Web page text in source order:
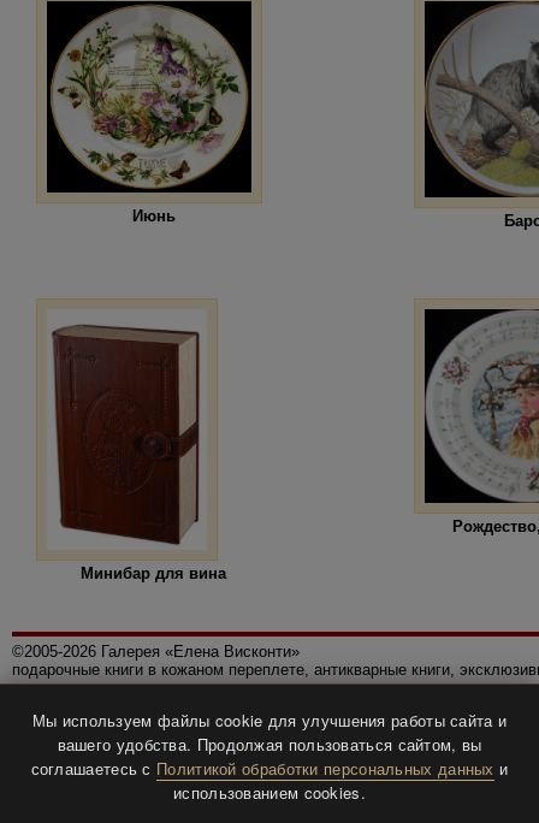
Июнь
Минибар для вина
©2005-2026 Галерея «Елена Висконти»
подарочные книги в кожаном переплете, антикварные книги,
Политика конфиденциальности
Все права защищены.
Разработка и дизайнBTV-info.
Мы используем файлы cookie для улучшения работы сайта и
вашего удобства. Продолжая пользоваться сайтом, вы
соглашаетесь с Политикой обработки персональных данных и
использованием cookies.